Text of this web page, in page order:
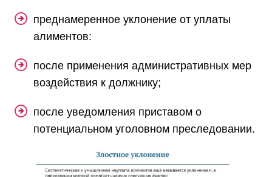
преднамеренное уклонение от уплаты
алиментов:
после применения административных мер
воздействия к должнику;
после уведомления приставом о
потенциальном уголовном преследовании.